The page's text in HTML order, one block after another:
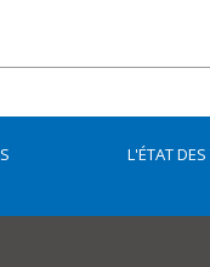
L'ÉTAT